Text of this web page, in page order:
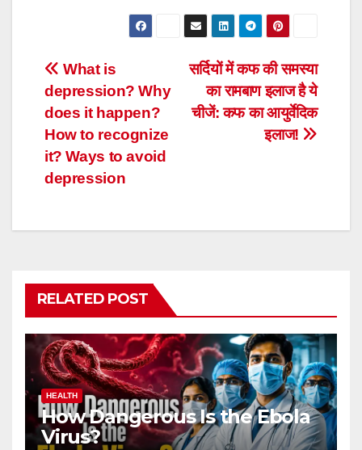
Post
navigation
सर्दियों में कफ की समस्‍या
का रामबाण इलाज है ये
चीजें: कफ का आयुर्वेदिक
इलाज!
What is
depression? Why
does it happen?
How to recognize
it? Ways to avoid
depression
RELATED POST
HEALTH
How Dangerous Is the Ebola
Virus?